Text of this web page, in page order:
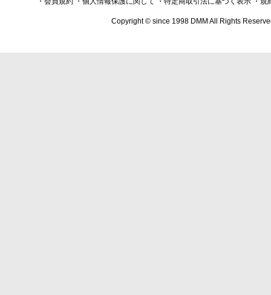
Copyright © since 1998 DMM All Rights